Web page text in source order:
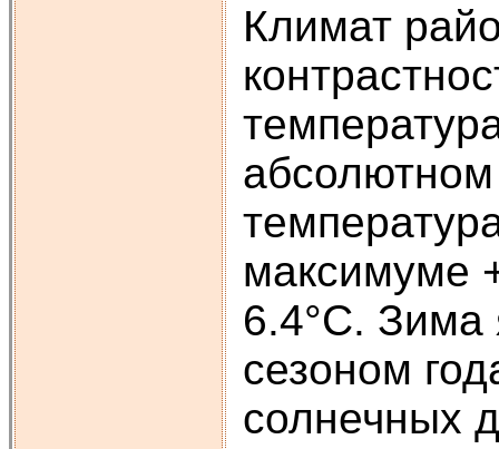
Климат
максимуме
6.4°С. Зима
сезоном
солнечных